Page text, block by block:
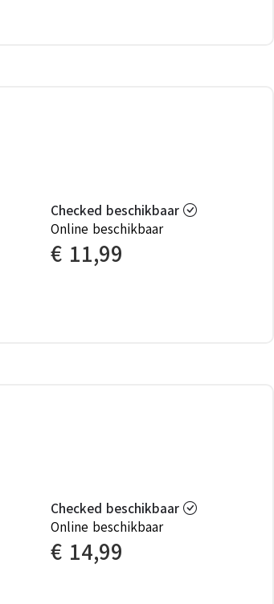
Checked beschikbaar
Online beschikbaar
€ 11,99
Checked beschikbaar
Online beschikbaar
€ 14,99